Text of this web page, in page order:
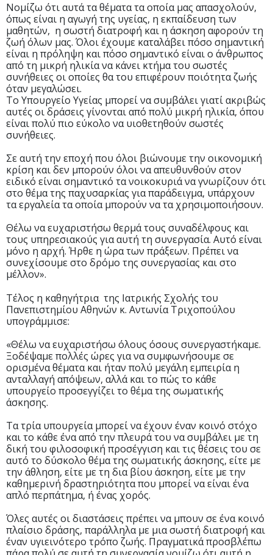
Νομίζω ότι αυτά τα θέματα τα οποία μας απασχολούν,
όπως είναι η αγωγή της υγείας, η εκπαίδευση των
μαθητών, η σωστή διατροφή και η άσκηση αφορούν τη
ζωή όλων μας. Όλοι έχουμε καταλάβει πόσο σημαντική
είναι η πρόληψη και πόσο σημαντικό είναι ο άνθρωπος
από τη μικρή ηλικία να κάνει κτήμα του σωστές
συνήθειες οι οποίες θα του επιφέρουν ποιότητα ζωής
όταν μεγαλώσει.
Το Υπουργείο Υγείας μπορεί να συμβάλει γιατί ακριβώς
αυτές οι δράσεις γίνονται από πολύ μικρή ηλικία, όπου
είναι πολύ πιο εύκολο να υιοθετηθούν σωστές
συνήθειες.
Σε αυτή την εποχή που όλοι βιώνουμε την οικονομική
κρίση και δεν μπορούν όλοι να απευθυνθούν στον
ειδικό είναι σημαντικό τα νοικοκυριά να γνωρίζουν ότι
στο θέμα της παχυσαρκίας για παράδειγμα, υπάρχουν
τα εργαλεία τα οποία μπορούν να τα χρησιμοποιήσουν.
Θέλω να ευχαριστήσω θερμά τους συναδέλφους και
τους υπηρεσιακούς για αυτή τη συνεργασία. Αυτό είναι
μόνο η αρχή. Ήρθε η ώρα των πράξεων. Πρέπει να
συνεχίσουμε στο δρόμο της συνεργασίας και στο
μέλλον».
Τέλος η καθηγήτρια της Ιατρικής Σχολής του
Πανεπιστημίου Αθηνών κ. Αντωνία Τριχοπούλου
υπογράμμισε:
«Θέλω να ευχαριστήσω όλους όσους συνεργαστήκαμε.
Ξοδέψαμε πολλές ώρες για να συμφωνήσουμε σε
ορισμένα θέματα και ήταν πολύ μεγάλη εμπειρία η
ανταλλαγή απόψεων, αλλά και το πώς το κάθε
υπουργείο προσεγγίζει το θέμα της σωματικής
άσκησης.
Τα τρία υπουργεία μπορεί να έχουν έναν κοινό στόχο
και το κάθε ένα από την πλευρά του να συμβάλει με τη
δική του φιλοσοφική προσέγγιση και τις θέσεις του σε
αυτό το δύσκολο θέμα της σωματικής άσκησης, είτε με
την άθληση, είτε με τη δια βίου άσκηση, είτε με την
καθημερινή δραστηριότητα που μπορεί να είναι ένα
απλό περπάτημα, ή ένας χορός.
Όλες αυτές οι διαστάσεις πρέπει να μπουν σε ένα κοινό
πλαίσιο δράσης, παράλληλα με μια σωστή διατροφή και
έναν υγιεινότερο τρόπο ζωής. Πραγματικά προσβλέπω